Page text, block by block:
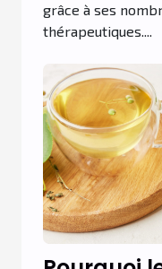
grâce à ses
thérapeutiques....